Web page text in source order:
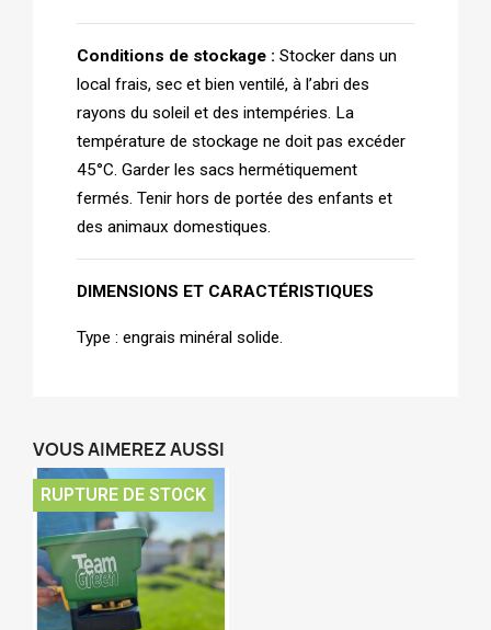
Conditions de stockage : Stocker dans un
local frais, sec et bien ventilé, à l’abri des
rayons du soleil et des intempéries. La
température de stockage ne doit pas excéder
45°C. Garder les sacs hermétiquement
fermés. Tenir hors de portée des enfants et
des animaux domestiques.
DIMENSIONS ET CARACTÉRISTIQUES
Type : engrais minéral solide.
VOUS AIMEREZ AUSSI
RUPTURE DE STOCK